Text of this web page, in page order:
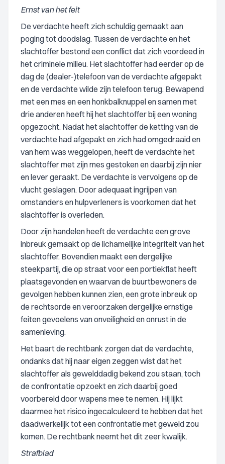
Ernst van het feit
De verdachte heeft zich schuldig gemaakt aan
poging tot doodslag. Tussen de verdachte en het
slachtoffer bestond een conflict dat zich voordeed in
het criminele milieu. Het slachtoffer had eerder op de
dag de (dealer-)telefoon van de verdachte afgepakt
en de verdachte wilde zijn telefoon terug. Bewapend
met een mes en een honkbalknuppel en samen met
drie anderen heeft hij het slachtoffer bij een woning
opgezocht. Nadat het slachtoffer de ketting van de
verdachte had afgepakt en zich had omgedraaid en
van hem was weggelopen, heeft de verdachte het
slachtoffer met zijn mes gestoken en daarbij zijn nier
en lever geraakt. De verdachte is vervolgens op de
vlucht geslagen. Door adequaat ingrijpen van
omstanders en hulpverleners is voorkomen dat het
slachtoffer is overleden.
Door zijn handelen heeft de verdachte een grove
inbreuk gemaakt op de lichamelijke integriteit van het
slachtoffer. Bovendien maakt een dergelijke
steekpartij, die op straat voor een portiekflat heeft
plaatsgevonden en waarvan de buurtbewoners de
gevolgen hebben kunnen zien, een grote inbreuk op
de rechtsorde en veroorzaken dergelijke ernstige
feiten gevoelens van onveiligheid en onrust in de
samenleving.
Het baart de rechtbank zorgen dat de verdachte,
ondanks dat hij naar eigen zeggen wist dat het
slachtoffer als gewelddadig bekend zou staan, toch
de confrontatie opzoekt en zich daarbij goed
voorbereid door wapens mee te nemen. Hij lijkt
daarmee het risico ingecalculeerd te hebben dat het
daadwerkelijk tot een confrontatie met geweld zou
komen. De rechtbank neemt het dit zeer kwalijk.
Strafblad